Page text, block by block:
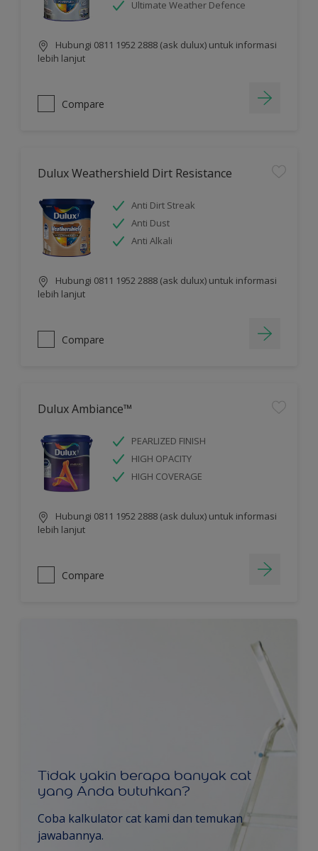
Ultimate Weather Defence
Hubungi 0811 1952 2888 (ask dulux) untuk informasi
lebih lanjut
Compare
Dulux Weathershield Dirt Resistance
Anti Dirt Streak
Anti Dust
Anti Alkali
Hubungi 0811 1952 2888 (ask dulux) untuk informasi
lebih lanjut
Compare
Dulux Ambiance™
PEARLIZED FINISH
HIGH OPACITY
HIGH COVERAGE
Hubungi 0811 1952 2888 (ask dulux) untuk informasi
lebih lanjut
Compare
Tidak yakin berapa banyak cat
yang Anda butuhkan?
Coba kalkulator cat kami dan temukan
jawabannya.